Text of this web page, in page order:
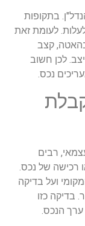
בתקופות
לעומת זאת
קצב
לכן חשוב
נכס.
רבים
רכישה של נכס.
ועל בדיקה
בדיקה כזו
ערך הנכס.